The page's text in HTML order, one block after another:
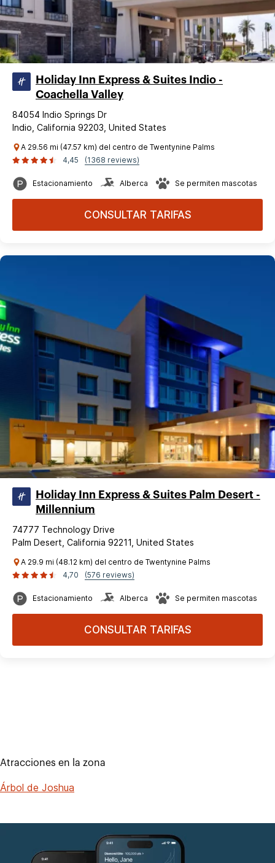
Holiday Inn Express & Suites Indio -
Coachella Valley
84054 Indio Springs Dr
Indio, California 92203, United States
A 29.56 mi (47.57 km) del centro de Twentynine Palms
4,45
(1368 reviews)
Estacionamiento Alberca Se permiten mascotas
CONSULTAR TARIFAS
Holiday Inn Express & Suites Palm Desert -
Millennium
74777 Technology Drive
Palm Desert, California 92211, United States
A 29.9 mi (48.12 km) del centro de Twentynine Palms
4,70
(576 reviews)
Estacionamiento Alberca Se permiten mascotas
CONSULTAR TARIFAS
Atracciones en la zona
Árbol de Joshua